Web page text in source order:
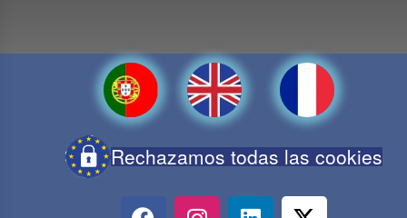
Rechazamos todas las cookies